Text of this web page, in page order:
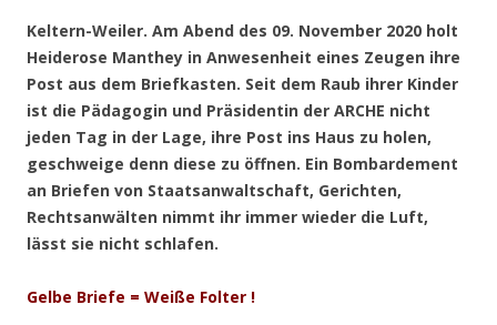
Keltern-Weiler. Am Abend des 09. November 2020 holt
Heiderose Manthey in Anwesenheit eines Zeugen ihre
Post aus dem Briefkasten. Seit dem Raub ihrer Kinder
ist die Pädagogin und Präsidentin der ARCHE nicht
jeden Tag in der Lage, ihre Post ins Haus zu holen,
geschweige denn diese zu öffnen. Ein Bombardement
an Briefen von Staatsanwaltschaft, Gerichten,
Rechtsanwälten nimmt ihr immer wieder die Luft,
lässt sie nicht schlafen.
Gelbe Briefe = Weiße Folter !